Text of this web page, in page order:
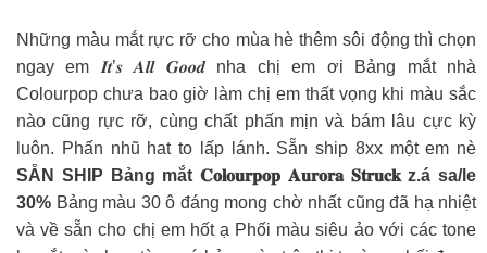
Những màu mắt rực rỡ cho mùa hè thêm sôi động thì chọn
ngay em 𝑰𝒕’𝒔 𝑨𝒍𝒍 𝑮𝒐𝒐𝒅 nha chị em ơi Bảng mắt nhà
Colourpop chưa bao giờ làm chị em thất vọng khi màu sắc
nào cũng rực rỡ, cùng chất phấn mịn và bám lâu cực kỳ
luôn. Phấn nhũ hat to lấp lánh. Sẵn ship 8xx một em nè
SẴN SHIP Bảng mắt 𝐂𝐨𝐥𝐨𝐮𝐫𝐩𝐨𝐩 𝐀𝐮𝐫𝐨𝐫𝐚 𝐒𝐭𝐫𝐮𝐜𝐤 z.á sa/le
30% Bảng màu 30 ô đáng mong chờ nhất cũng đã hạ nhiệt
và về sẵn cho chị em hốt ạ Phối màu siêu ảo với các tone